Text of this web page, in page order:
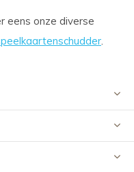
eens onze diverse
.